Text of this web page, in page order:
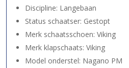
Discipline: Langebaan
Status schaatser: Gestopt
Merk schaatsschoen: Viking
Merk klapschaats: Viking
Model onderstel: Nagano PM